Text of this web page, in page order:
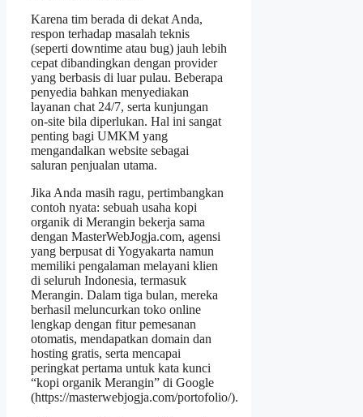
Karena tim berada di dekat Anda,
respon terhadap masalah teknis
(seperti downtime atau bug) jauh lebih
cepat dibandingkan dengan provider
yang berbasis di luar pulau. Beberapa
penyedia bahkan menyediakan
layanan chat 24/7, serta kunjungan
on‑site bila diperlukan. Hal ini sangat
penting bagi UMKM yang
mengandalkan website sebagai
saluran penjualan utama.
Jika Anda masih ragu, pertimbangkan
contoh nyata: sebuah usaha kopi
organik di Merangin bekerja sama
dengan MasterWebJogja.com, agensi
yang berpusat di Yogyakarta namun
memiliki pengalaman melayani klien
di seluruh Indonesia, termasuk
Merangin. Dalam tiga bulan, mereka
berhasil meluncurkan toko online
lengkap dengan fitur pemesanan
otomatis, mendapatkan domain dan
hosting gratis, serta mencapai
peringkat pertama untuk kata kunci
“kopi organik Merangin” di Google
(https://masterwebjogja.com/portofolio/).